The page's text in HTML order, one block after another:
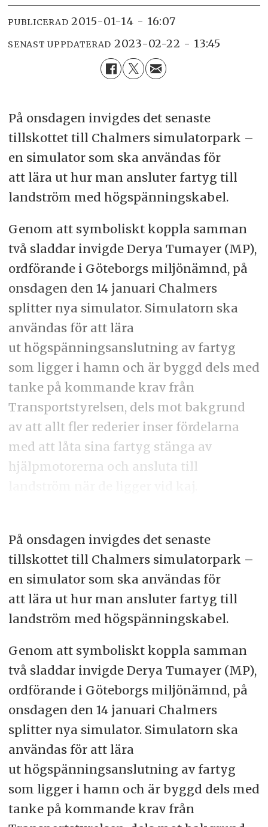
PUBLICERAD 2015-01-14 - 16:07
SENAST UPPDATERAD 2023-02-22 - 13:45
På onsdagen invigdes det senaste
tillskottet till Chalmers simulatorpark –
en simulator som ska användas för
att lära ut hur man ansluter fartyg till
landström med högspänningskabel.
Genom att symboliskt koppla samman
två sladdar invigde Derya Tumayer (MP),
ordförande i Göteborgs miljönämnd, på
onsdagen den 14 januari Chalmers
splitter nya simulator. Simulatorn ska
användas för att lära
ut högspänningsanslutning av fartyg
som ligger i hamn och är byggd dels med
tanke på kommande krav från
Transportstyrelsen, dels mot bakgrund
av att allt fler rederier inser fördelarna
med att låta sina fartyg stänga av
hjälpmotorerna och ansluta till
På onsdagen invigdes det senaste
tillskottet till Chalmers simulatorpark –
en simulator som ska användas för
att lära ut hur man ansluter fartyg till
landström med högspänningskabel.
Genom att symboliskt koppla samman
två sladdar invigde Derya Tumayer (MP),
ordförande i Göteborgs miljönämnd, på
onsdagen den 14 januari Chalmers
splitter nya simulator. Simulatorn ska
användas för att lära
ut högspänningsanslutning av fartyg
som ligger i hamn och är byggd dels med
tanke på kommande krav från